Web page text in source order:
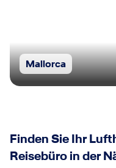
Mallorca
Finden Sie Ihr
Reisebüro in der